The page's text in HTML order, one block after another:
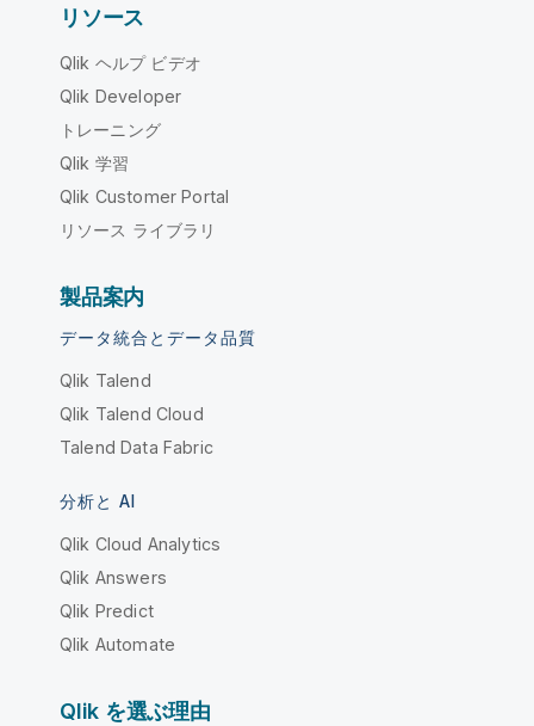
リソース
Qlik ヘルプ ビデオ
Qlik Developer
トレーニング
Qlik 学習
Qlik Customer Portal
リソース ライブラリ
製品案内
データ統合とデータ品質
Qlik Talend
Qlik Talend Cloud
Talend Data Fabric
分析と AI
Qlik Cloud Analytics
Qlik Answers
Qlik Predict
Qlik Automate
Qlik を選ぶ理由